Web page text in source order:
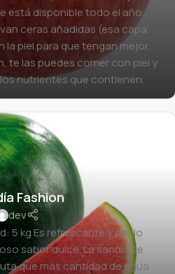
está disponible todo el año.
ceras añadidas (esa capa
la piel para que tengan mejor
te las puedes comer con piel y
nutrientes que contienen.
Fashion
dev
5 kg Es refrescante y por lo
sabor dulce. La sandía se
que más cantidad de agua